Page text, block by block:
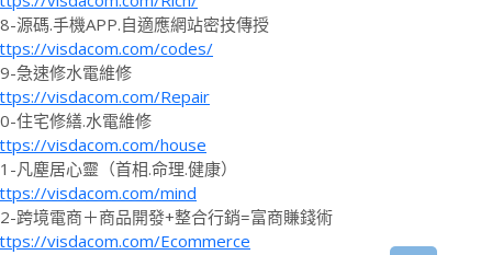
源碼.手機APP.自適應網站密技傳授
visdacom.com/codes/
急速修水電維修
visdacom.com/Repair
住宅修繕.水電維修
visdacom.com/house
凡塵居心靈（首相.命理.健康）
visdacom.com/mind
跨境電商＋商品開發+整合行銷=富商賺錢術
visdacom.com/Ecommerce